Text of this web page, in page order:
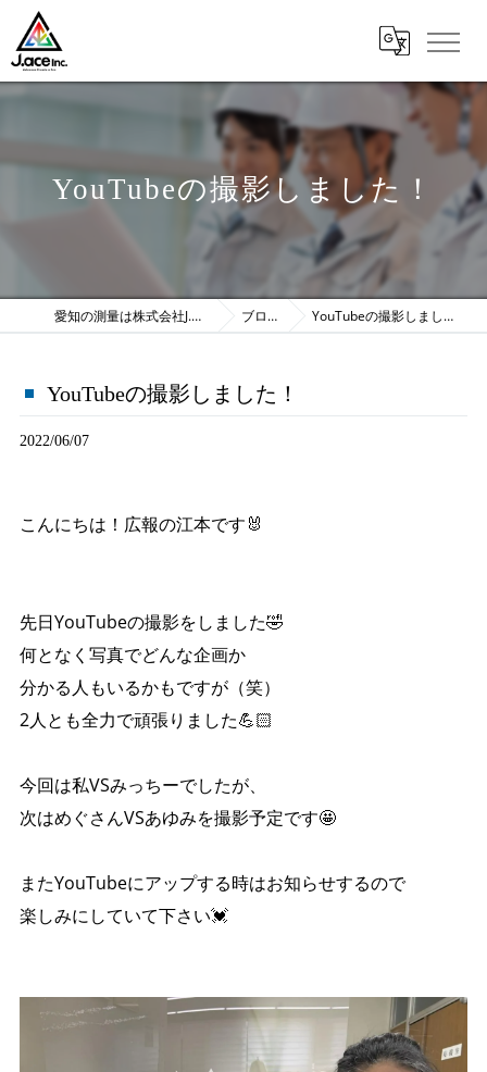
YouTubeの撮影しました！
愛知の測量は株式会社J.ace ブログ YouTubeの撮影しました！
YouTubeの撮影しました！
2022/06/07
こんにちは！広報の江本です🐰
先日YouTubeの撮影をしました🤣
何となく写真でどんな企画か
分かる人もいるかもですが（笑）
2人とも全力で頑張りました💪🏻
今回は私VSみっちーでしたが、
次はめぐさんVSあゆみを撮影予定です🤩
またYouTubeにアップする時はお知らせするので
楽しみにしていて下さい💓